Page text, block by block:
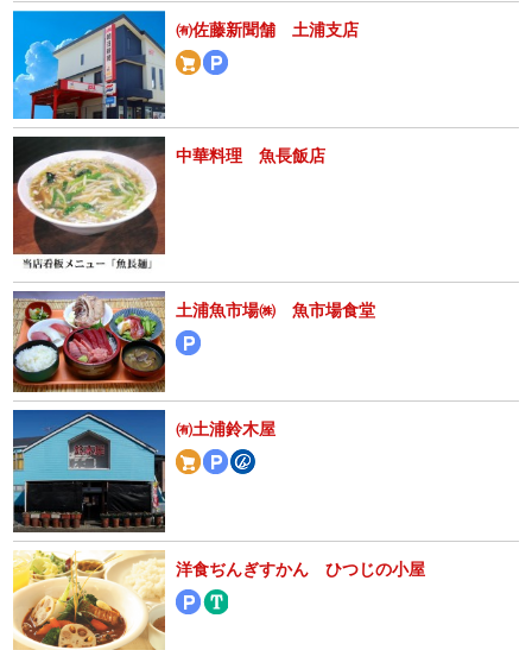
㈲佐藤新聞舗 土浦支店
中華料理 魚長飯店
土浦魚市場㈱ 魚市場食堂
㈲土浦鈴木屋
洋食ぢんぎすかん ひつじの小屋